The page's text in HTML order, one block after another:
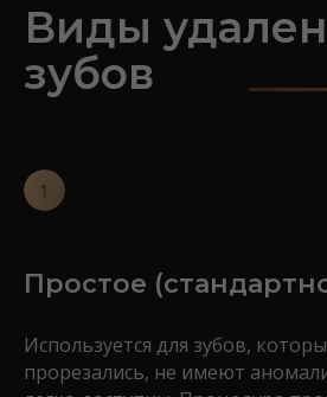
Виды
зубов
Простое
Используется для зубов,
прорезались, не имеют